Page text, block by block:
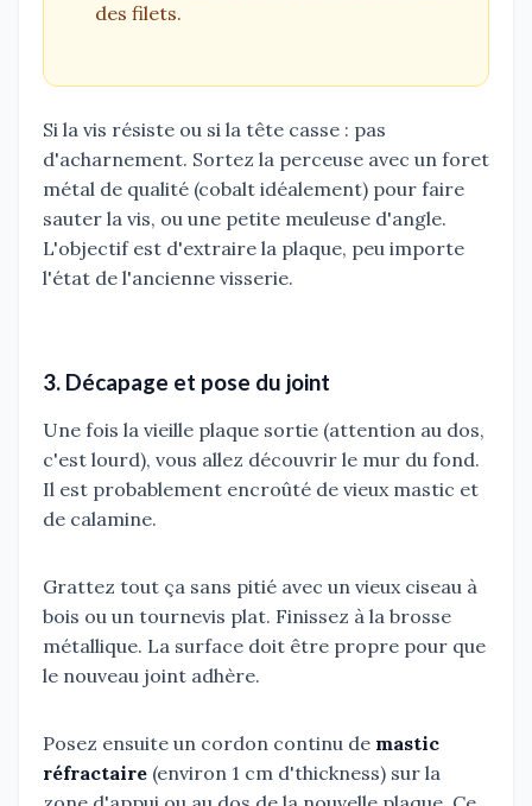
des filets.
Si la vis résiste ou si la tête casse : pas
d'acharnement. Sortez la perceuse avec un foret
métal de qualité (cobalt idéalement) pour faire
sauter la vis, ou une petite meuleuse d'angle.
L'objectif est d'extraire la plaque, peu importe
l'état de l'ancienne visserie.
3. Décapage et pose du joint
Une fois la vieille plaque sortie (attention au dos,
c'est lourd), vous allez découvrir le mur du fond.
Il est probablement encroûté de vieux mastic et
de calamine.
Grattez tout ça sans pitié avec un vieux ciseau à
bois ou un tournevis plat. Finissez à la brosse
métallique. La surface doit être propre pour que
le nouveau joint adhère.
Posez ensuite un cordon continu de mastic
réfractaire (environ 1 cm d'thickness) sur la